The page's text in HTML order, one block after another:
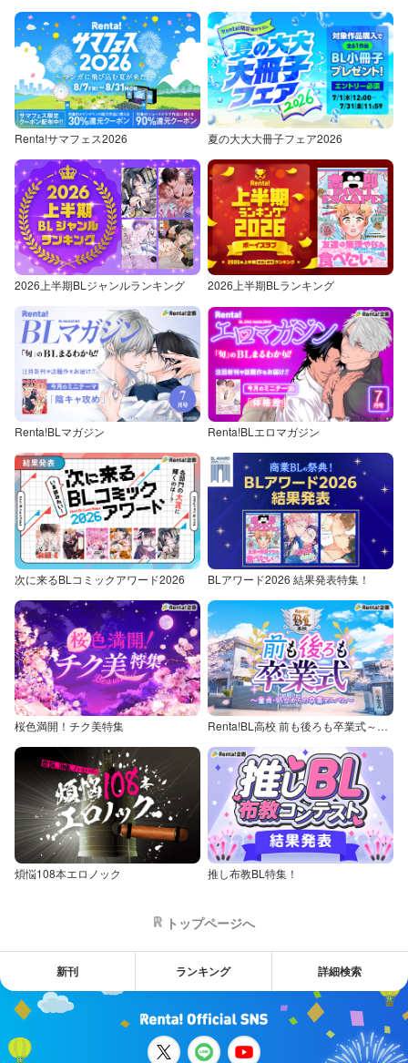
Renta!サマフェス2026 夏の大大大冊子フェア2026
2026上半期BLジャンルランキング 2026上半期BLランキング
Renta!BLマガジン Renta!BLエロマガジン
次に来るBLコミックアワード2026 BLアワード2026 結果発表特集！
桜色満開！チク美特集 Renta!BL高校 前も後ろも卒業式～童貞・処女からの卒業アルバム～
煩悩108本エロノック 推し布教BL特集！
トップページへ
新刊 ランキング 詳細検索